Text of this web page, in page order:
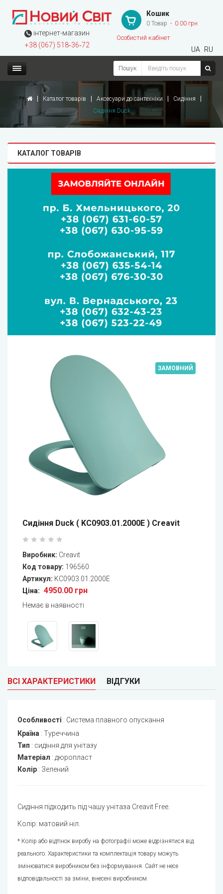
інтернет-магазин
+38 (067) 518‑36‑72
Кошик
0 Товар 0.00 грн
Особистий кабінет
UA RU
Пошук
Каталог товарів Аксесуари до сантехніки
Сидіння
Сидіння Duck
КАТАЛОГ ТОВАРІВ
ЗАМОВНИЙ
Сидіння Duck ( KC0903.01.2000E ) Creavit
Виробник: Creavit
Код товару: 196560
Артикул: KC0903.01.2000E
Ціна: 4950.00 грн
Немає в наявності
ВСІ ХАРАКТЕРИСТИКИ ВІДГУКИ
Особливості : Система плавного опускання
Країна : Туреччина
Тип : сидіння для унітазу
Матеріал : дюропласт
Колір : Зелений
Сидіння підходить під чашу унітаза Creavit Free.
Колір: матовий ніл.
* Колір або відтінок виробу на фотографії може відрізнятися від
реального. Характеристики та комплектація товару можуть
змінюватися виробником без інформування. Сайт не несе
відповідальності за зміни, внесені виробником.